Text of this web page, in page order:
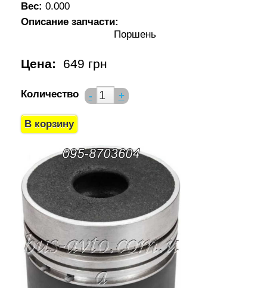
Вес: 0.000
Описание запчасти:
Поршень
Цена: 649 грн
Количество - +